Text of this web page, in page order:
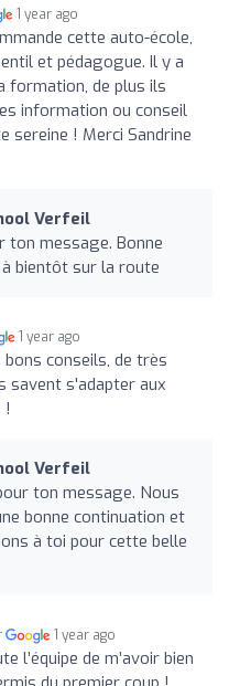
1 year ago
cette auto-école,
et pédagogue. Il y a
formation, de plus ils
information ou conseil
sereine ! Merci Sandrine
Verfeil
ton message. Bonne
bientôt sur la route
1 year ago
conseils, de très
savent s'adapter aux
!
Verfeil
ton message. Nous
bonne continuation et
à toi pour cette belle
1 year ago
l’équipe de m’avoir bien